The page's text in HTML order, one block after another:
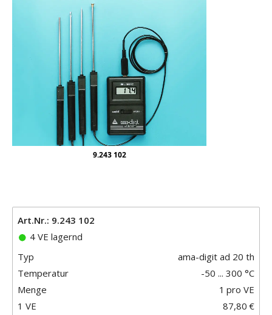
9.243 102
Art.Nr.: 9.243 102
4 VE lagernd
Typ
ama-digit ad 20 th
Temperatur
-50 ... 300 °C
Menge
1 pro VE
1 VE
87,80 €